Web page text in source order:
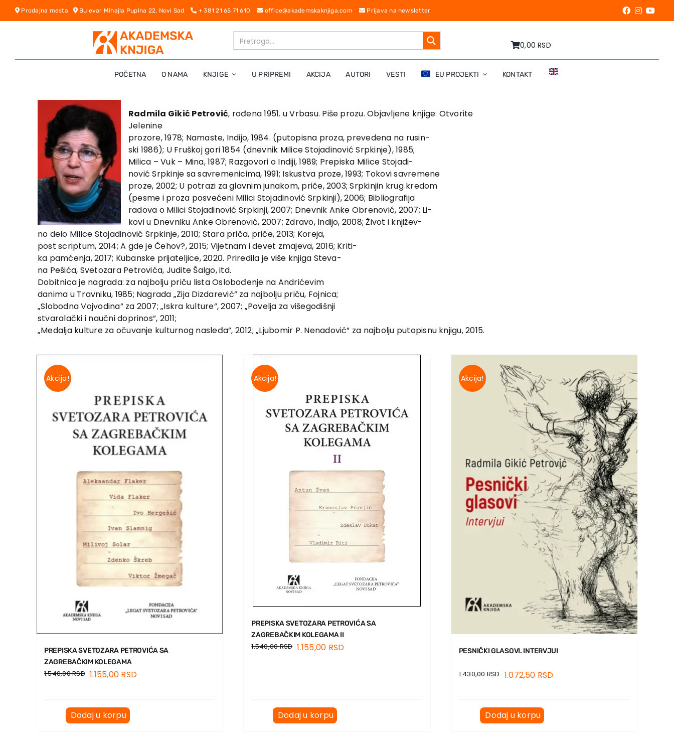
Skip
Prodajna mesta Bulevar Mihajla Pupina 22, Novi Sad + 381 21 65 71 610 office@akademskaknjiga.com Prijava na newsletter
0,00 RSD
POČETNA O NAMA KNJIGE U PRIPREMI AKCIJA AUTORI VESTI EU PROJEKTI KONTAKT
Radmila Gikić Petrović, rođena 1951. u Vrbasu. Piše prozu. Objavljene knjige: Otvorite
Jelenine
prozore, 1978; Namaste, Indijo, 1984. (putopisna proza, prevedena na rusin-
ski 1986); U Fruškoj gori 1854 (dnevnik Milice Stojadinović Srpkinje), 1985;
Milica – Vuk – Mina, 1987; Razgovori o Indiji, 1989; Prepiska Milice Stojadi-
nović Srpkinje sa savremenicima, 1991; Iskustva proze, 1993; Tokovi savremene
proze, 2002; U potrazi za glavnim junakom, priče, 2003; Srpkinjin krug kredom
(pesme i proza posvećeni Milici Stojadinović Srpkinji), 2006; Bibliografija
radova o Milici Stojadinović Srpkinji, 2007; Dnevnik Anke Obrenović, 2007; Li-
kovi u Dnevniku Anke Obrenović, 2007; Zdravo, Indijo, 2008; Život i književ-
no delo Milice Stojadinović Srpkinje, 2010; Stara priča, priče, 2013; Koreja,
post scriptum, 2014; A gde je Čehov?, 2015; Vijetnam i devet zmajeva, 2016; Kriti-
ka pamćenja, 2017; Kubanske prijateljice, 2020. Priredila je više knjiga Steva-
na Pešića, Svetozara Petrovića, Judite Šalgo, itd.
Dobitnica je nagrada: za najbolju priču lista Oslobođenje na Andrićevim
danima u Travniku, 1985; Nagrada „Zija Dizdarević” za najbolju priču, Fojnica;
„Slobodna Vojvodina” za 2007; „Iskra kulture”, 2007; „Povelja za višegodišnji
stvaralački i naučni doprinos”, 2011;
„Medalja kulture za očuvanje kulturnog nasleđa”, 2012; „Ljubomir P. Nenadović” za najbolju putopisnu knjigu, 2015.
Akcija!
PREPISKA SVETOZARA PETROVIĆA SA
ZAGREBAČKIM KOLEGAMA
1.540,00RSD 1.155,00 RSD
Dodaj u korpu
Akcija!
PREPISKA SVETOZARA PETROVIĆA SA
ZAGREBAČKIM KOLEGAMA II
1.540,00RSD 1.155,00 RSD
Dodaj u korpu
Akcija!
PESNIČKI GLASOVI. INTERVJUI
1.430,00RSD 1.072,50 RSD
Dodaj u korpu